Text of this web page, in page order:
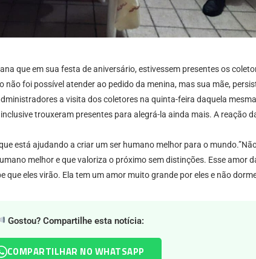
que em sua festa de aniversário, estivessem presentes os
foi possível atender ao pedido da menina, mas sua mãe,
a visita dos coletores na quinta-feira daquela
trouxeram presentes para alegrá-la ainda mais. A reação
está ajudando a criar um ser humano melhor para o
melhor e que valoriza o próximo sem distinções. Esse amor
que eles virão. Ela tem um amor muito grande por eles e não
Gostou? Compartilhe esta notícia:
COMPARTILHAR NO WHATSAPP